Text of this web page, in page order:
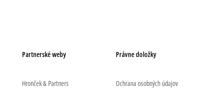
Partnerské weby
Hronček & Partners
Právne doložky
Ochrana osobných údajov